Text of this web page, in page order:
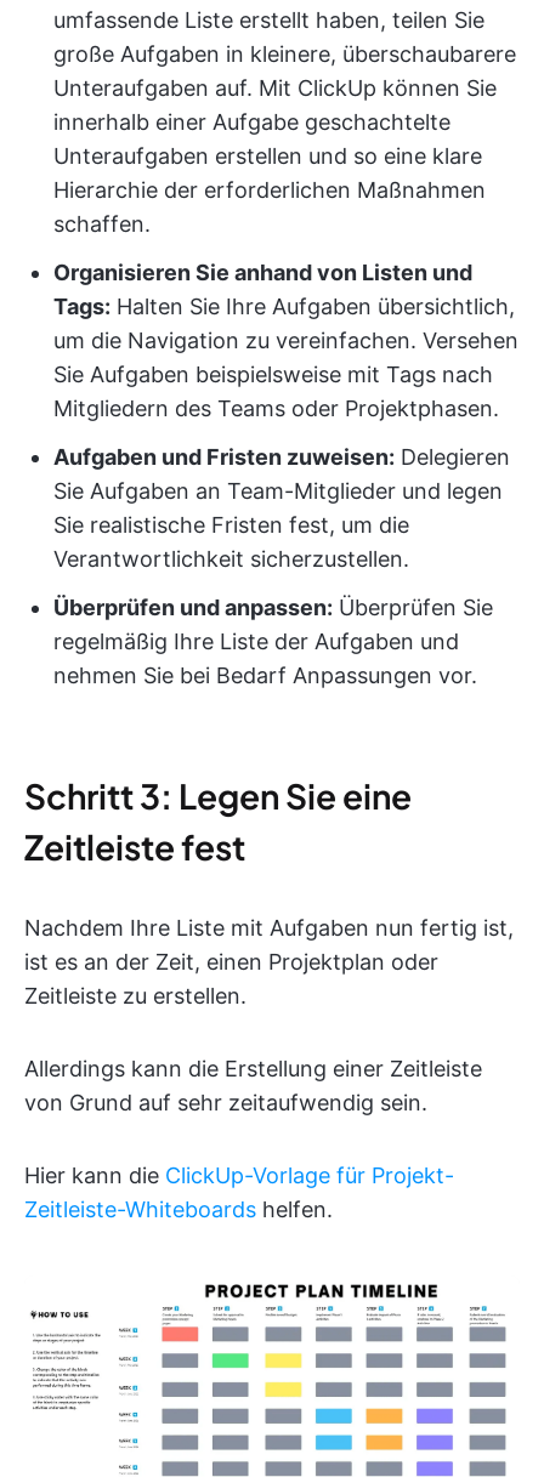
umfassende Liste erstellt haben, teilen Sie
große Aufgaben in kleinere, überschaubarere
Unteraufgaben auf. Mit ClickUp können Sie
innerhalb einer Aufgabe geschachtelte
Unteraufgaben erstellen und so eine klare
Hierarchie der erforderlichen Maßnahmen
schaffen.
Organisieren Sie anhand von Listen und
Tags: Halten Sie Ihre Aufgaben übersichtlich,
um die Navigation zu vereinfachen. Versehen
Sie Aufgaben beispielsweise mit Tags nach
Mitgliedern des Teams oder Projektphasen.
Aufgaben und Fristen zuweisen: Delegieren
Sie Aufgaben an Team-Mitglieder und legen
Sie realistische Fristen fest, um die
Verantwortlichkeit sicherzustellen.
Überprüfen und anpassen: Überprüfen Sie
regelmäßig Ihre Liste der Aufgaben und
nehmen Sie bei Bedarf Anpassungen vor.
Schritt 3: Legen Sie eine
Zeitleiste fest
Nachdem Ihre Liste mit Aufgaben nun fertig ist,
ist es an der Zeit, einen Projektplan oder
Zeitleiste zu erstellen.
Allerdings kann die Erstellung einer Zeitleiste
von Grund auf sehr zeitaufwendig sein.
Hier kann die ClickUp-Vorlage für Projekt-
Zeitleiste-Whiteboards helfen.